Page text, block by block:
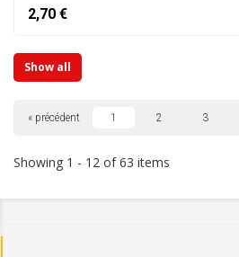
2,70 €
Show all
« précédent 1 2 3
Showing 1 - 12 of 63 items